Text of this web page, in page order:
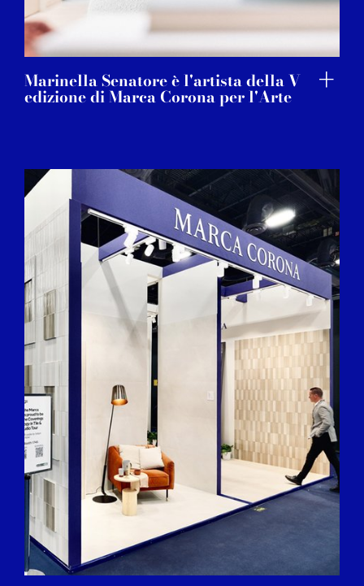
Marinella Senatore è l'artista della V
edizione di Marca Corona per l'Arte